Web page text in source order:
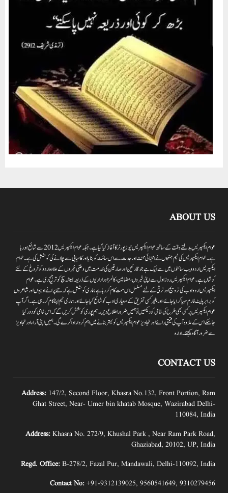
ABOUT US
عوام ایکسپریس بدلتے وقت کے ساتھ عوام ایکسپریس نیوز پورٹر کا آغاز کیا گیا ہے۔جبکہ عوام ایکسپریس 2012سے شائع ہورہا
ہے۔ عوام ایکسپریس کی ٹیم جنہوں نے انتہائی محنت اور جدت سے اس سائٹ کو بنایا اور کامیابی سے چلانے کی کوشش کی ہے۔عوام
ایکسپریس اردو ویب سائٹوں میں سے ایک ہے جو قارئین اور صارفین کی خدمت میں وطنی خبروں کے علاوہ اردو کو فروغ کے لئے
کوشاں ہے۔عوام ایکسپریس روز اول سے اپنی خبروں ،مضامین ،کالمز اور اداریوں کے ذریعہ ہمیشہ سچ کو ترجیح دی ہے۔عوام
ایکسپریس اردو ادب کی ترویج اور ترقی کے لئے مسلسل اس سمت کام کر رہا ہے ہماری کوشش ہے کہ نئے پرانے ادیبوں اور شاعروں
کو برابر پلیٹ فارم مہیا کرایا جائے،اور بغیر کسی تفریق کے معیاری ادب کو شائع کیا جائے اور ہماری ٹیم اپنا کام کر رہی ہے۔اگر آپ
عوام ایکسپریس پر کسی بھی طرح کی خامی کو دیکھیں تو ہمیں ضرور اطلاع دیں۔ہم پوری کوشش کریں گے کہ اس خامی کو دور کیا
جاسکے اس کے علاوہ آپ کی قیمتی رائے اور تجاویز عوام ایکسپریس کو بہتر بنانے میں اہم کردار اداکرے گی۔ہمیں اپنی آراءاور تجاویز
سے ضرور آگاہ کیجئے۔ ادارہ
CONTACT US
Address: 147/2, Second Floor, Khasra No.132, Front Portion, Ram
Ghat Street, Near- Umer bin khatab Mosque, Wazirabad Delhi-
110084, India
Address: Khasra No. 272/9, Khushal Park , Near Ram Park Road,
Ghaziabad, 20102, UP, India
Regd. Office: B-278/2, Fazal Pur, Mandawali, Delhi-110092, India
Contact No: +91-9312139025, 9560541649, 9310279456